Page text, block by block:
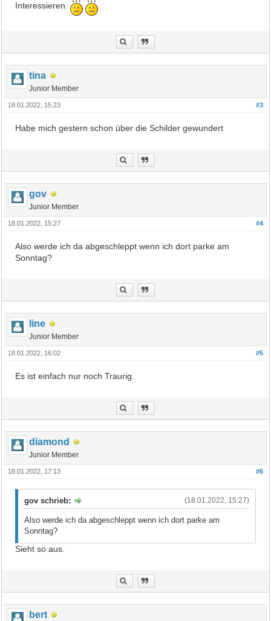
Interessieren.
tina
Junior Member
#3
18.01.2022, 15:23
Habe mich gestern schon über die Schilder gewundert
gov
Junior Member
#4
18.01.2022, 15:27
Also werde ich da abgeschleppt wenn ich dort parke am
Sonntag?
line
Junior Member
#5
18.01.2022, 16:02
Es ist einfach nur noch Traurig.
diamond
Junior Member
#6
18.01.2022, 17:13
(18.01.2022, 15:27)
gov schrieb:
Also werde ich da abgeschleppt wenn ich dort parke am
Sonntag?
Sieht so aus.
bert